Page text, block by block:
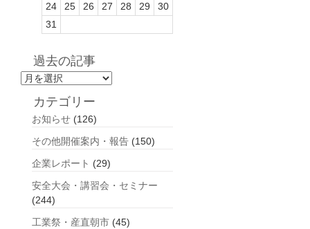
24
25 26 27 28 29
30
31
過去の記事
過
カテゴリー
お知らせ (126)
その他開催案内・報告 (150)
企業レポート (29)
安全大会・講習会・セミナー
(244)
工業祭・産直朝市 (45)